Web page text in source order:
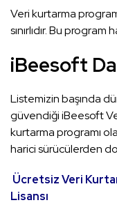
Veri kurtarma
sınırlıdır. Bu
iBeesoft
Listemizin başında
güvendiği iBeesoft
kurtarma programı
harici sürücülerden
Ücretsiz Veri
Lisansı